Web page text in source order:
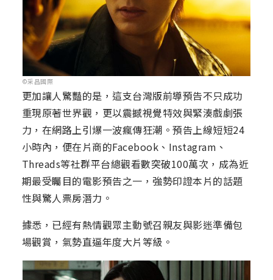
©采昌國際
更加讓人驚豔的是，這支台灣版前導預告不只成功
重現原著世界觀，更以震撼視覺特效與緊湊戲劇張
力，在網路上引爆一波瘋傳狂潮。預告上線短短24
小時內，便在片商的Facebook、Instagram、
Threads等社群平台總觀看數突破100萬次，成為近
期最受矚目的電影預告之一，強勢印證本片的話題
性與驚人票房潛力。
據悉，已經有熱情觀眾主動號召親友與影迷準備包
場觀賞，氣勢直逼年度大片等級。